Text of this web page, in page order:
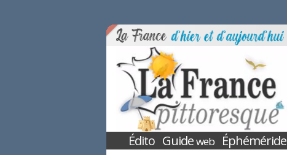
Édito Guideweb Éphéméride